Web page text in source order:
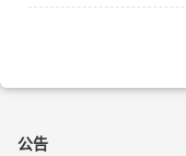
公告